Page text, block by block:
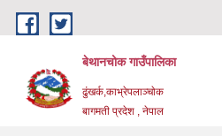
Skip to main content
बेथानचोक गाउँपालिका
ढुंखर्क,काभ्रेपलाञ्चाेक
बागमती प्रदेश , नेपाल